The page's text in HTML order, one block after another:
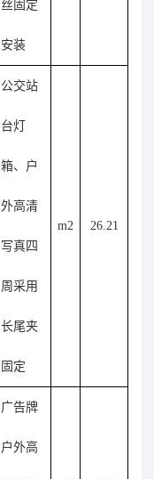
丝固定
安装
公交站
台灯
箱、户
外高清
写真四
周采用
长尾夹
固定
m2 26.21
广告牌
户外高